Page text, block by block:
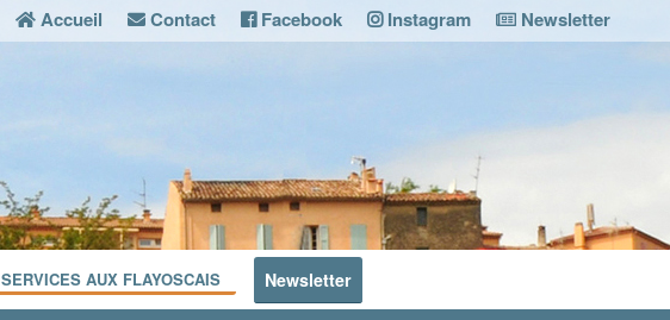
Accueil Contact Facebook Instagram Newsletter
SERVICES AUX FLAYOSCAIS Newsletter